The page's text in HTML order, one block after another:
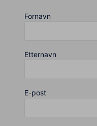
Fornavn
Etternavn
E-post